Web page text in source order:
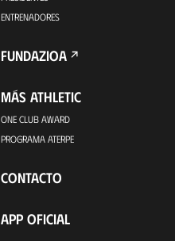
ENTRENADORES
FUNDAZIOA
MÁS ATHLETIC
ONE CLUB AWARD
PROGRAMA ATERPE
CONTACTO
APP OFICIAL